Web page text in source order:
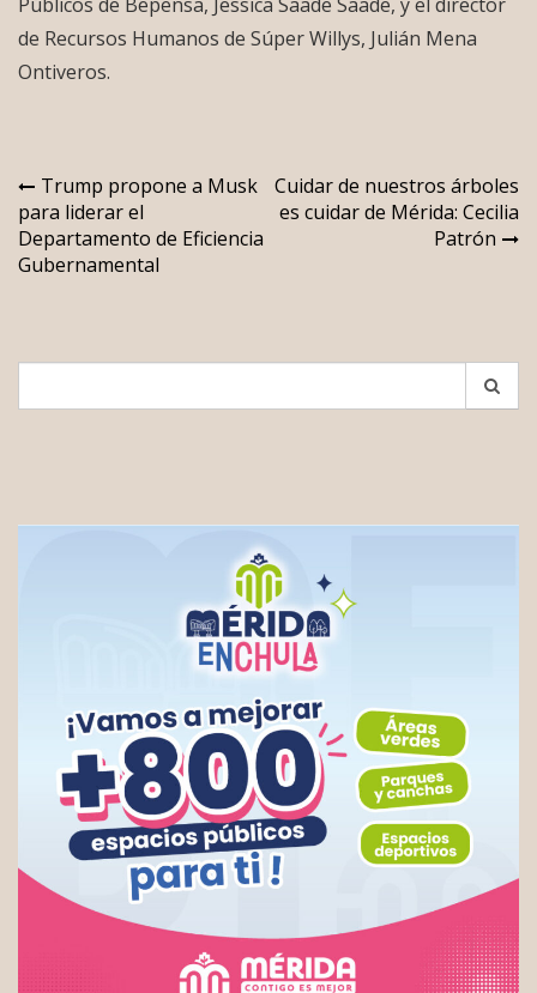
de Recursos Humanos de Súper Willys, Julián Mena
Ontiveros.
Navegación
de
entradas
Trump propone a Musk
para liderar el
Departamento de Eficiencia
Gubernamental
Cuidar de nuestros árboles
es cuidar de Mérida: Cecilia
Patrón